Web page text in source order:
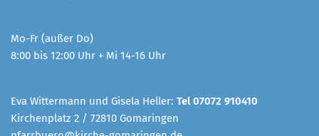
Mo-Fr (außer Do)
8:00 bis 12:00 Uhr + Mi 14-16 Uhr
Eva Wittermann und Gisela Heller: Tel 07072 910410
Kirchenplatz 2 / 72810 Gomaringen